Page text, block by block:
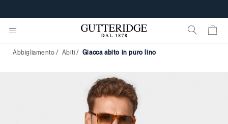
Abbigliamento Abiti giacca abito in puro lino